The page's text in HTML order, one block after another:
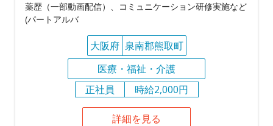
薬歴（一部動画配信）、コミュニケーション研修実施など
(パートアルバ
大阪府 泉南郡熊取町
医療・福祉・介護
正社員
時給2,000円
詳細を見る